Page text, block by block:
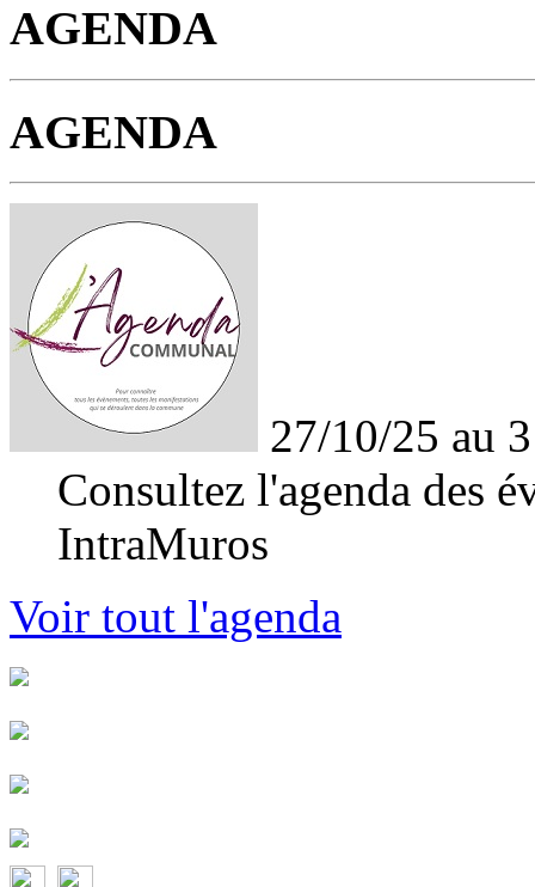
AGENDA
AGENDA
27/10/25 au
Consultez l'agenda des
IntraMuros
Voir tout l'agenda